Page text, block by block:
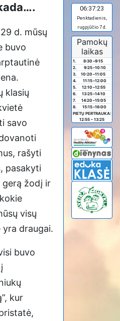
d. mūsų
buvo
klasių
savo
rašyti
pasakyti
gerą žodį ir
visų
yra draugai.
buvo
kur
06:37:24
Penktadienis,
rugpjūčio 7 d.
Pamokų
laikas
1. 8:30 –9:15
2.
9:25–10:10
3.
10:20 –11:05
4.
11:15–12:00
5.
12:10 –12:55
6.
13:25–14:10
7.
14:20 –15:05
8.
15:15–16:00
PIETŲ PERTRAUKA:
12:55 – 13:25